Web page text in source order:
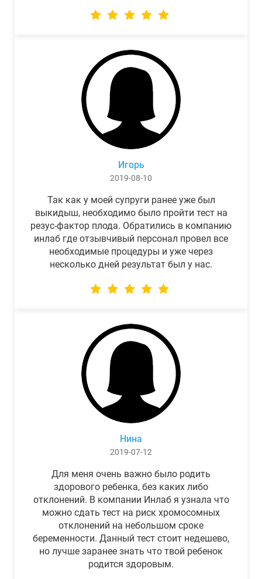
Игорь
2019-08-10
Так как у моей супруги ранее уже был
выкидыш, необходимо было пройти тест на
резус-фактор плода. Обратились в компанию
инлаб где отзывчивый персонал провел все
необходимые процедуры и уже через
несколько дней результат был у нас.
Нина
2019-07-12
Для меня очень важно было родить
здорового ребенка, без каких либо
отклонений. В компании Инлаб я узнала что
можно сдать тест на риск хромосомных
отклонений на небольшом сроке
беременности. Данный тест стоит недешево,
но лучше заранее знать что твой ребенок
родится здоровым.